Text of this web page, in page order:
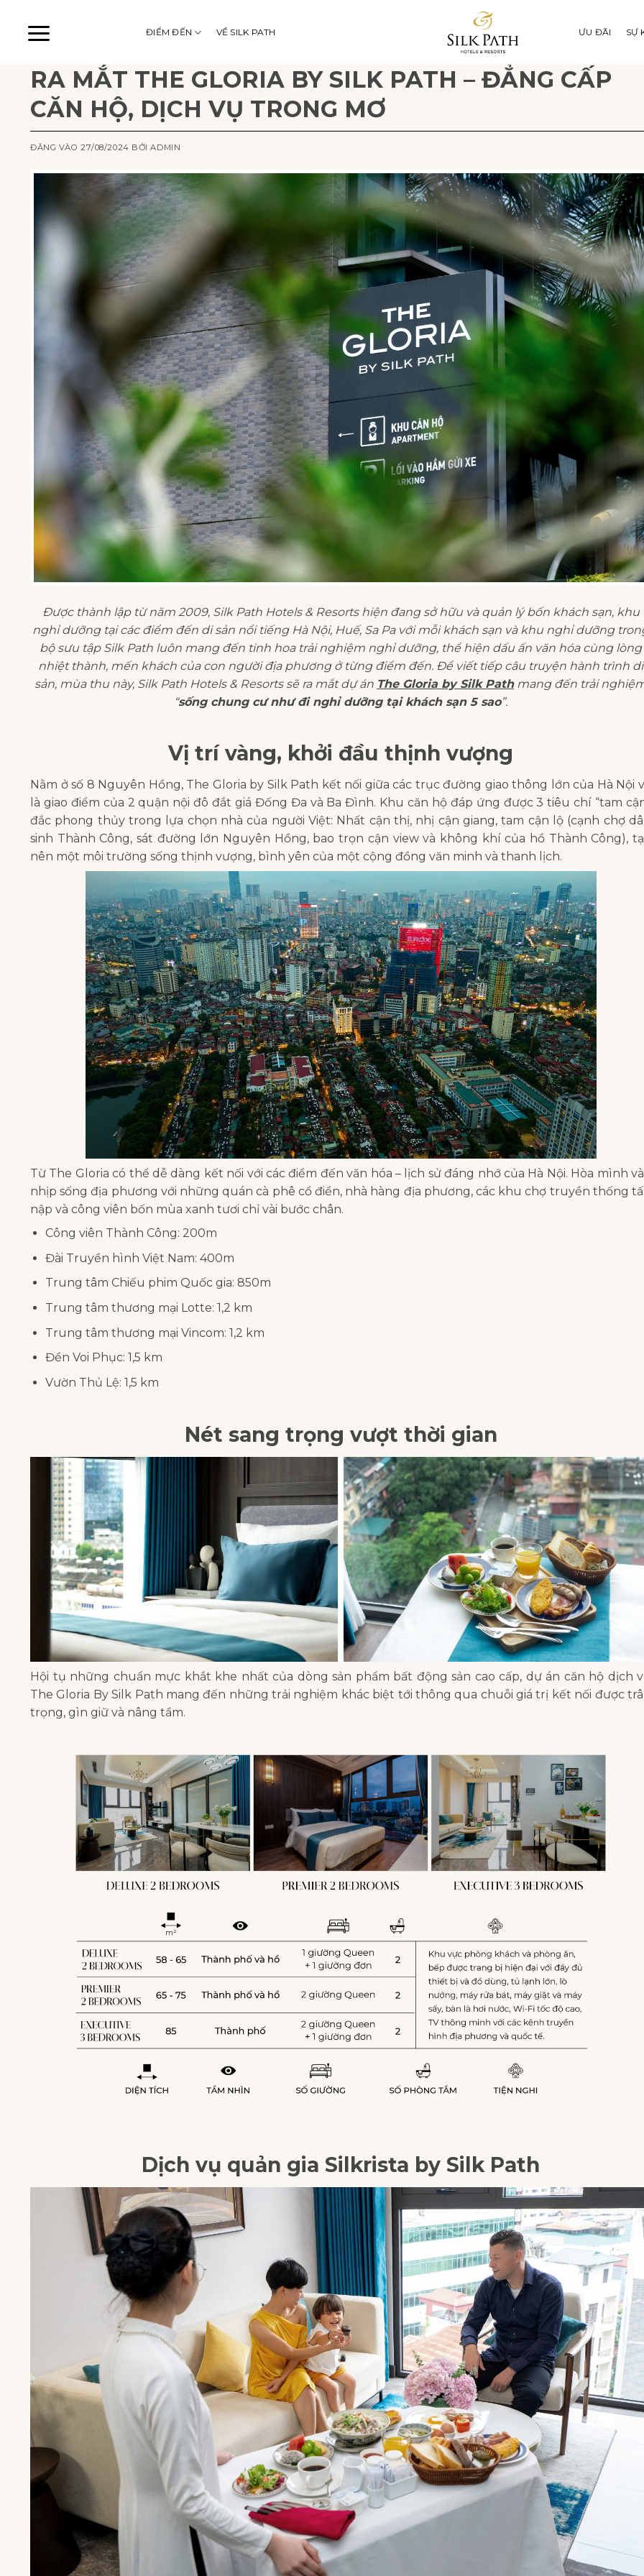
ĐIỂM ĐẾN VỀ SILK PATH ƯU ĐÃI SỰ
RA MẮT THE GLORIA BY SILK PATH – ĐẲNG CẤP
CĂN HỘ, DỊCH VỤ TRONG MƠ
ĐĂNG VÀO27/08/2024 BỞIADMIN
Được thành lập từ năm 2009, Silk Path Hotels & Resortshiện đang sở hữu và quản lý bốn khách sạn, khu
nghỉ dưỡng tại các điểm đến di sản nổi tiếng Hà Nội, Huế, Sa Pa với mỗi khách sạn và khu nghỉ dưỡng
bộ sưu tập Silk Path luôn mang đến tinh hoa trải nghiệm nghỉ dưỡng, thể hiện dấu ấn văn hóa cùng lòng
nhiệt thành, mến khách của con người địa phương ở từng điểm đến. Để viết tiếp câu truyện hành trình di
sản, mùa thu này, Silk Path Hotels & Resorts sẽ ra mắt dự án The Gloria by Silk Pathmang đến trải
“sống chung cư như đi nghỉ dưỡng tại khách sạn 5 sao”.
Vị trí vàng, khởi đầu thịnh vượng
Nằm ở số 8 Nguyên Hồng, The Gloria by Silk Path kết nối giữa các trục đường giao thông lớn của Hà Nội
là giao điểm của 2 quận nội đô đắt giá Đống Đa và Ba Đình. Khu căn hộ đáp ứng được 3 tiêu chí “tam
đắc phong thủy trong lựa chọn nhà của người Việt: Nhất cận thị, nhị cận giang, tam cận lộ (cạnh chợ
sinh Thành Công, sát đường lớn Nguyên Hồng, bao trọn cận view và không khí của hồ Thành Công),
nên một môi trường sống thịnh vượng, bình yên của một cộng đồng văn minh và thanh lịch.
Từ The Gloria có thể dễ dàng kết nối với các điểm đến văn hóa – lịch sử đáng nhớ của Hà Nội. Hòa mình
nhịp sống địa phương với những quán cà phê cổ điển, nhà hàng địa phương, các khu chợ truyền thống
nập và công viên bốn mùa xanh tươi chỉ vài bước chân.
Công viên Thành Công: 200m
Đài Truyền hình Việt Nam: 400m
Trung tâm Chiếu phim Quốc gia: 850m
Trung tâm thương mại Lotte: 1,2 km
Trung tâm thương mại Vincom: 1,2 km
Đền Voi Phục: 1,5 km
Vườn Thủ Lệ: 1,5 km
Nét sang trọng vượt thời gian
Hội tụ những chuẩn mực khắt khe nhất của dòng sản phẩm bất động sản cao cấp, dự án căn hộ dịch
The Gloria By Silk Path mang đến những trải nghiệm khác biệt tới thông qua chuỗi giá trị kết nối được
trọng, gìn giữ và nâng tầm.
Dịch vụ quản gia Silkrista by Silk Path